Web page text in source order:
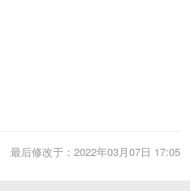
最后修改于：2022年03月07日 17:05